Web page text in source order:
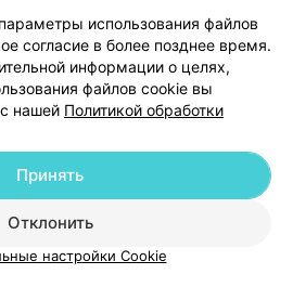
настройки cookie
персональных данных
191700409| 220012, Республика Беларусь,
2, пом. 16 | help@103.by
+375 291212755
использования файлов
согласие в более позднее время.
информации о целях,
файлов cookie вы
нашей Политикой обработки
Отклонить
Принять
настройки Cookie